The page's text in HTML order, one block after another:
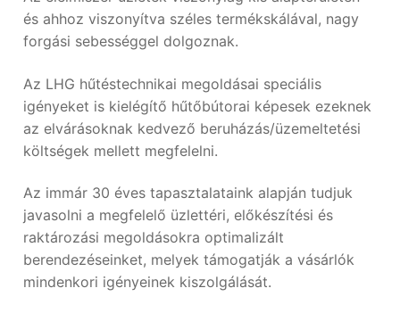
és ahhoz viszonyítva széles termékskálával, nagy
forgási sebességgel dolgoznak.
Az LHG hűtéstechnikai megoldásai speciális
igényeket is kielégítő hűtőbútorai képesek ezeknek
az elvárásoknak kedvező beruházás/üzemeltetési
költségek mellett megfelelni.
Az immár 30 éves tapasztalataink alapján tudjuk
javasolni a megfelelő üzlettéri, előkészítési és
raktározási megoldásokra optimalizált
berendezéseinket, melyek támogatják a vásárlók
mindenkori igényeinek kiszolgálását.